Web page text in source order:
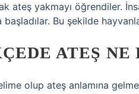
ateş yakmayı öğrendiler.
başladılar. Bu şekilde
ATEŞ NE
olup ateş anlamına